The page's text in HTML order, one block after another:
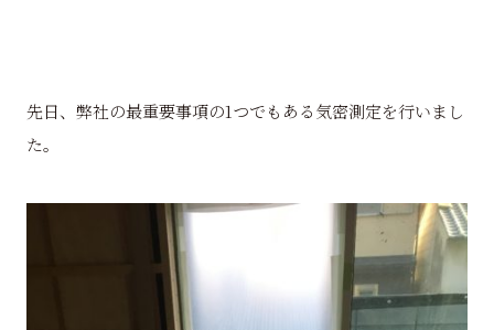
先日、弊社の最重要事項の1つでもある気密測定を行いまし
た。